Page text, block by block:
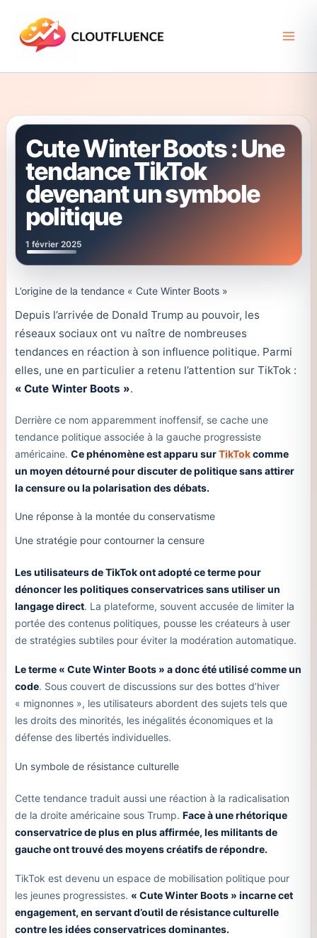
contenu
Cute Winter Boots : Une
tendance TikTok
devenant un symbole
politique
1 février 2025
L’origine de la tendance « Cute Winter Boots »
Depuis l’arrivée de Donald Trump au pouvoir, les
réseaux sociaux ont vu naître de nombreuses
tendances en réaction à son influence politique. Parmi
elles, une en particulier a retenu l’attention sur TikTok :
« Cute Winter Boots ».
Derrière ce nom apparemment inoffensif, se cache une
tendance politique associée à la gauche progressiste
américaine. Ce phénomène est apparu surTikTokcomme
un moyen détourné pour discuter de politique sans attirer
la censure ou la polarisation des débats.
Une réponse à la montée du conservatisme
Une stratégie pour contourner la censure
Les utilisateurs de TikTok ont adopté ce terme pour
dénoncer les politiques conservatrices sans utiliser un
langage direct. La plateforme, souvent accusée de limiter la
portée des contenus politiques, pousse les créateurs à user
de stratégies subtiles pour éviter la modération automatique.
Le terme « Cute Winter Boots » a donc été utilisé comme un
code. Sous couvert de discussions sur des bottes d’hiver
« mignonnes », les utilisateurs abordent des sujets tels que
les droits des minorités, les inégalités économiques et la
défense des libertés individuelles.
Un symbole de résistance culturelle
Cette tendance traduit aussi une réaction à la radicalisation
de la droite américaine sous Trump. Face à une rhétorique
conservatrice de plus en plus affirmée, les militants de
gauche ont trouvé des moyens créatifs de répondre.
TikTok est devenu un espace de mobilisation politique pour
les jeunes progressistes. « Cute Winter Boots » incarne cet
engagement, en servant d’outil de résistance culturelle
contre les idées conservatrices dominantes.